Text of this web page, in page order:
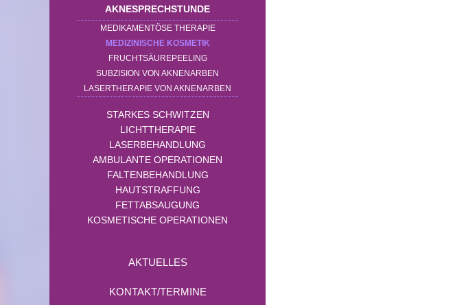
AKNESPRECHSTUNDE
MEDIKAMENTÖSE THERAPIE
MEDIZINISCHE KOSMETIK
FRUCHTSÄUREPEELING
SUBZISION VON AKNENARBEN
LASERTHERAPIE VON AKNENARBEN
STARKES SCHWITZEN
LICHTTHERAPIE
LASERBEHANDLUNG
AMBULANTE OPERATIONEN
FALTENBEHANDLUNG
HAUTSTRAFFUNG
FETTABSAUGUNG
KOSMETISCHE OPERATIONEN
AKTUELLES
KONTAKT/TERMINE